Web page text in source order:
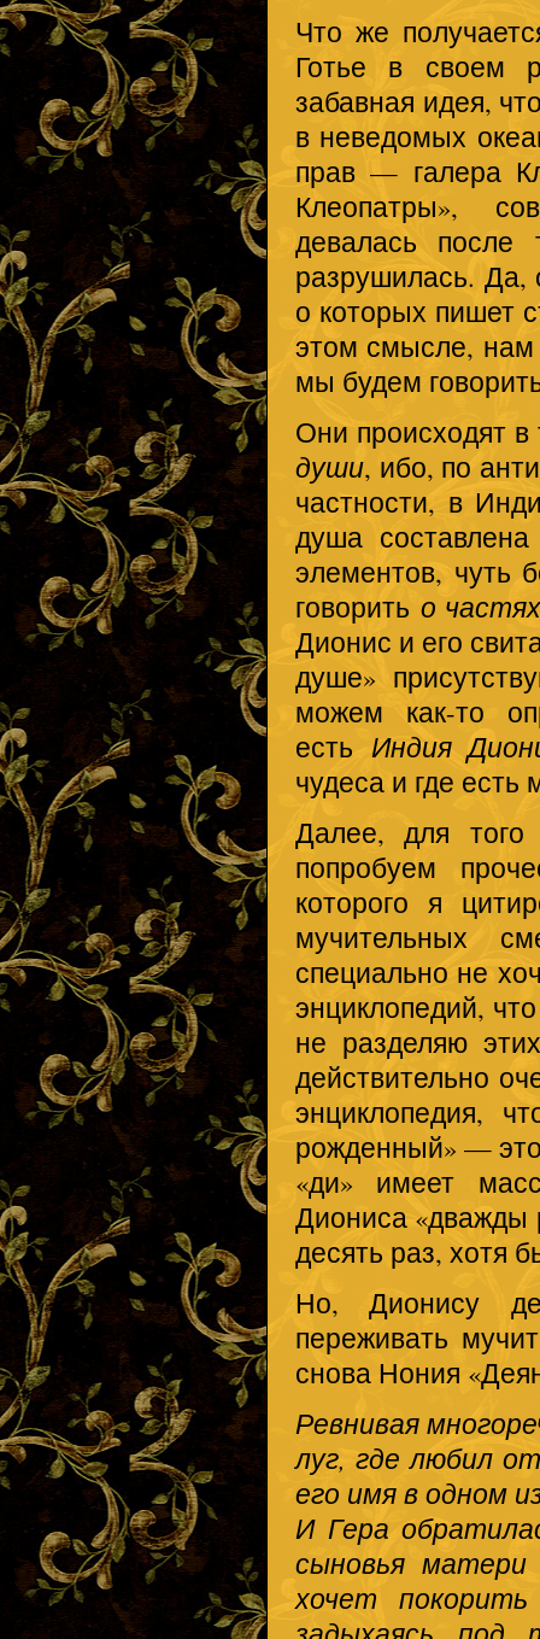
Что же
Готье в своем
забавная идея,
в неведомых
прав — галера
Клеопатры»,
девалась после
разрушилась. Да,
о которых пишет
этом смысле, нам
мы будем
Они происходят
души, ибо, по
частности, в
душа
элементов, чуть
говоритьо
Дионис и его
душе»
можем как-то
есть Индия
чудеса и где
Далее, для того
попробуем
которого я
мучительных
специально не
энциклопедий,
не разделяю
действительно
энциклопедия,
рожденный» —
«ди» имеет
Диониса «дважды
десять раз, хотя
Но, Дионису
переживать
снова Нония
Ревнивая
луг, где любил
его имя в одном
И Гера
сыновья
хочет